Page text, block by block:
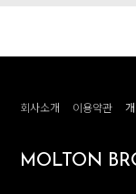
회사소개 이용약관
MOLTON